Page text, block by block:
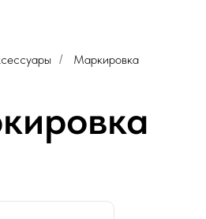
/ Маркировка